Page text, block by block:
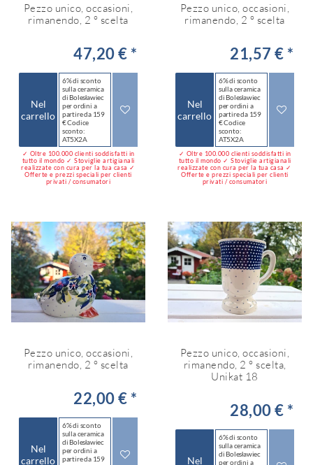
Pezzo unico, occasioni,
rimanendo, 2 ° scelta
47,20 € *
Nel
carrello
6% di sconto
sulla ceramica
di Bolesławiec
per ordini a
partire da 159
€ Codice
sconto:
AT5X2A
✓ Oltre 100.000 clienti soddisfatti in
tutto il mondo ✓ Stoviglie artigianali
realizzate con cura per la tua casa ✓
Offerte e prezzi speciali per clienti
privati / consumatori
Pezzo unico, occasioni,
rimanendo, 2 ° scelta
21,57 € *
Nel
carrello
6% di sconto
sulla ceramica
di Bolesławiec
per ordini a
partire da 159
€ Codice
sconto:
AT5X2A
✓ Oltre 100.000 clienti soddisfatti in
tutto il mondo ✓ Stoviglie artigianali
realizzate con cura per la tua casa ✓
Offerte e prezzi speciali per clienti
privati / consumatori
Pezzo unico, occasioni,
rimanendo, 2 ° scelta
22,00 € *
Nel
carrello
6% di sconto
sulla ceramica
di Bolesławiec
per ordini a
partire da 159
Pezzo unico, occasioni,
rimanendo, 2 ° scelta,
Unikat 18
28,00 € *
Nel
6% di sconto
sulla ceramica
di Bolesławiec
per ordini a